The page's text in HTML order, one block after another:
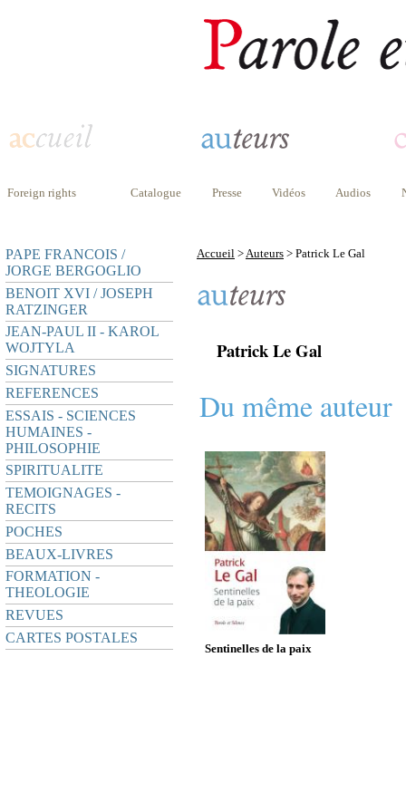
Foreign rights Catalogue Presse Vidéos Audios
PAPE FRANCOIS /
JORGE BERGOGLIO
BENOIT XVI / JOSEPH
RATZINGER
JEAN-PAUL II - KAROL
WOJTYLA
SIGNATURES
REFERENCES
ESSAIS - SCIENCES
HUMAINES -
PHILOSOPHIE
SPIRITUALITE
TEMOIGNAGES -
RECITS
POCHES
BEAUX-LIVRES
FORMATION -
THEOLOGIE
REVUES
CARTES POSTALES
Accueil >Auteurs > Patrick Le Gal
Patrick Le Gal
Du même auteur
Sentinelles de la paix